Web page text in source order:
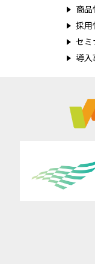
商品
採用
セミ
導入